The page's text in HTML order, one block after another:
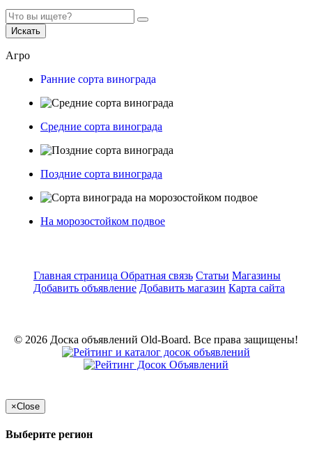
Искать
Агро
Ранние сорта винограда
Средние сорта винограда
Поздние сорта винограда
На морозостойком подвое
Главная страница Обратная связь Статьи Магазины
Добавить объявление Добавить магазин Карта сайта
© 2026 Доска объявлений Old-Board. Все права защищены!
×Close
Выберите регион